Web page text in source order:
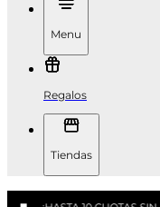
Menu
Regalos
Tiendas